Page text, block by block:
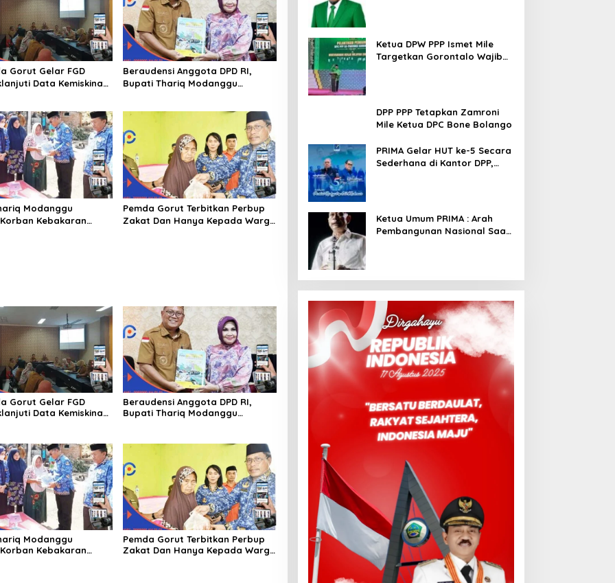
Gorut Gelar FGD
Data Kemiskinan
Beraudensi Anggota DPD RI,
Bupati Thariq Modanggu
Modanggu
Kebakaran
Pemda Gorut Terbitkan Perbup
Zakat Dan Hanya Kepada Warga
Gorut Gelar FGD
Data Kemiskinan
Beraudensi Anggota DPD RI,
Bupati Thariq Modanggu
Modanggu
Kebakaran
Pemda Gorut Terbitkan Perbup
Zakat Dan Hanya Kepada Warga
Ketua DPW PPP Ismet Mile
Targetkan Gorontalo Wajib
DPP PPP Tetapkan Zamroni
Mile Ketua DPC Bone Bolango
PRIMA Gelar HUT ke-5 Secara
Sederhana di Kantor DPP,
Ketua Umum PRIMA : Arah
Pembangunan Nasional Saat